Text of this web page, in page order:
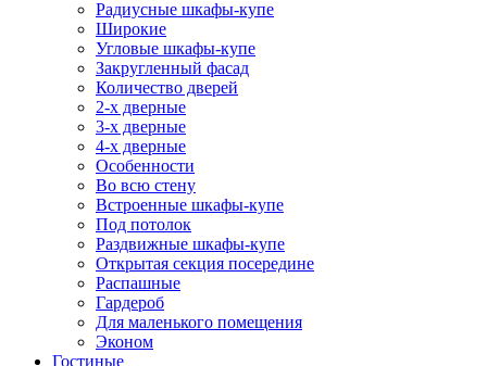
Радиусные шкафы-купе
Широкие
Угловые шкафы-купе
Закругленный фасад
Количество дверей
2-х дверные
3-х дверные
4-х дверные
Особенности
Во всю стену
Встроенные шкафы-купе
Под потолок
Раздвижные шкафы-купе
Открытая секция посередине
Распашные
Гардероб
Для маленького помещения
Эконом
Гостиные